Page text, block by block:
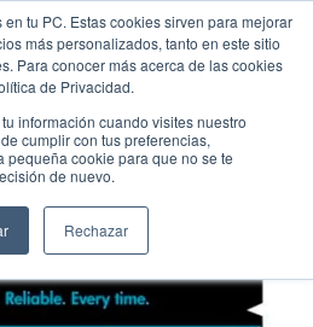
tu PC. Estas cookies sirven para mejorar
más personalizados, tanto en este sitio
Para conocer más acerca de las cookies
de Privacidad.
información cuando visites nuestro
cumplir con tus preferencias,
pequeña cookie para que no se te
de nuevo.
Rechazar